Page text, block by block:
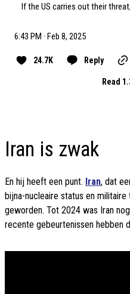
If the US carries out their
6:43 PM · Feb 8, 2025
24.7K Reply
Read
Iran is zwak
En hij heeft een punt. Iran, dat
bijna-nucleaire status en
geworden. Tot 2024 was Iran
recente gebeurtenissen hebben